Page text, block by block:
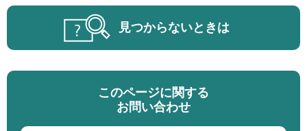
見つからないときは
このページに関する
お問い合わせ